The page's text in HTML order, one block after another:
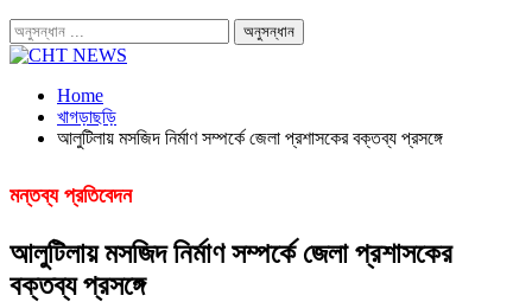
Home
খাগড়াছড়ি
আলুটিলায় মসজিদ নির্মাণ সম্পর্কে জেলা প্রশাসকের বক্তব্য প্রসঙ্গে
মন্তব্য প্রতিবেদন
আলুটিলায় মসজিদ নির্মাণ সম্পর্কে জেলা প্রশাসকের
বক্তব্য প্রসঙ্গে